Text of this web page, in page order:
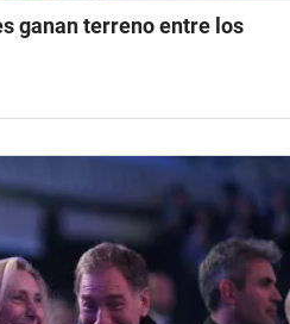
ganan terreno entre los